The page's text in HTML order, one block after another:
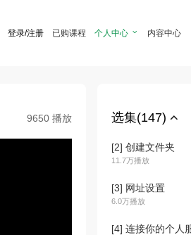
登录/注册 已购课程 个人中心  内容中心
9650 播放 选集(147)
[2] 创建文件夹
11.7万播放
[3] 网址设置
6.0万播放
[4] 连接你的个人